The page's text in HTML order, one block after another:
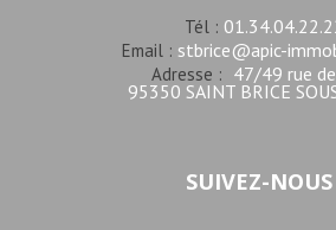
Tél :
Email : stbrice@apic-
Adresse : 47/49 rue
95350 SAINT BRICE
SUIVEZ-NOUS